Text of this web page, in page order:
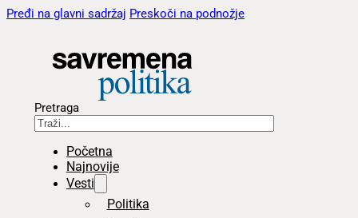
Pređi na glavni sadržaj Preskoči na podnožje
Pretraga
Početna
Najnovije
Vesti
Politika